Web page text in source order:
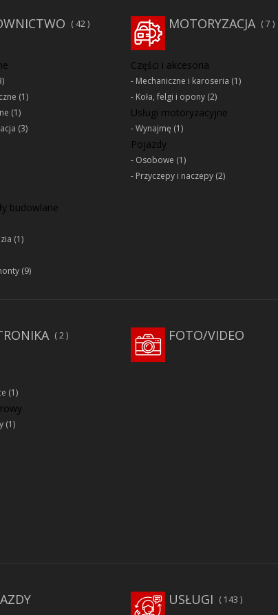
42
(1)
(1)
(3)
budowlane
(1)
(9)
MOTORYZACJA 7
Części i akcesoria
Mechaniczne i karoseria (1)
Koła, felgi i opony (2)
Usługi motoryzacyjne
Wynajmę (1)
Pojazdy
Osobowe (1)
Przyczepy i naczepy (2)
2
(1)
(1)
FOTO/VIDEO
143
USŁUGI